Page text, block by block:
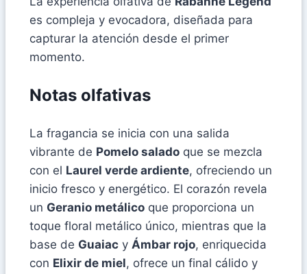
es compleja y evocadora, diseñada para
capturar la atención desde el primer
momento.
Notas olfativas
La fragancia se inicia con una salida
vibrante de Pomelo salado que se mezcla
con el Laurel verde ardiente, ofreciendo un
inicio fresco y energético. El corazón revela
un Geranio metálico que proporciona un
toque floral metálico único, mientras que la
base de Guaiac y Ámbar rojo, enriquecida
con Elixir de miel, ofrece un final cálido y